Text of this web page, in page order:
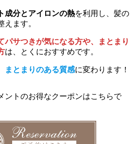
成分とアイロンの熱を利用し、髪の
えます。
パサつきが気になる方や、まとまり
は、とくにおすすめです。
まとまりのある質感に変わります！
ントのお得なクーポンはこちらで